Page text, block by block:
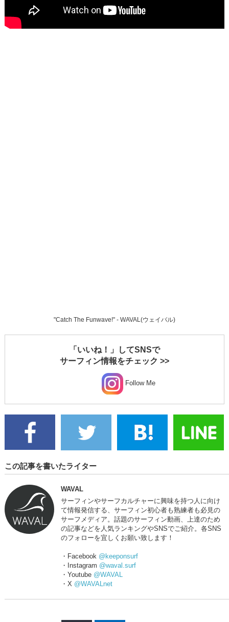
"Catch The Funwave!" - WAVAL(ウェイバル)
「いいね！」してSNSで
サーフィン情報をチェック >>
Follow Me
この記事を書いたライター
WAVAL
サーフィンやサーフカルチャーに興味を持つ人に向け
て情報発信する、サーフィン初心者も熟練者も必見の
サーフメディア。話題のサーフィン動画、上達のため
の記事などを人気ランキングやSNSでご紹介。各SNS
のフォローを宜しくお願い致します！
・Facebook @keeponsurf
・Instagram @waval.surf
・Youtube @WAVAL
・X @WAVALnet